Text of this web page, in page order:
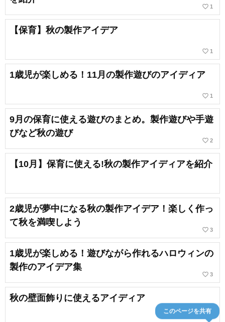
favorite_border 1
【保育】秋の製作アイデア
favorite_border 1
1歳児が楽しめる！11月の製作遊びのアイディア
favorite_border 1
9月の保育に使える遊びのまとめ。製作遊びや手遊
びなど秋の遊び
favorite_border 2
【10月】保育に使える!秋の製作アイディアを紹介
2歳児が夢中になる秋の製作アイデア！楽しく作っ
て秋を満喫しよう
favorite_border 3
1歳児が楽しめる！遊びながら作れるハロウィンの
製作のアイデア集
favorite_border 3
秋の壁面飾りに使えるアイディア
このページを共有